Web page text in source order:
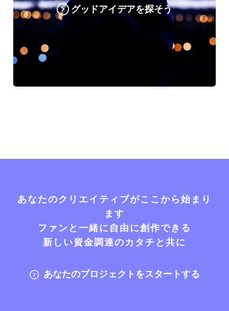
グッドアイデアを探そう
あなたのクリエイティブがここから始まり
ます
ファンと一緒に自由に創作できる
新しい資金調達のカタチと共に
あなたのプロジェクトをスタートする